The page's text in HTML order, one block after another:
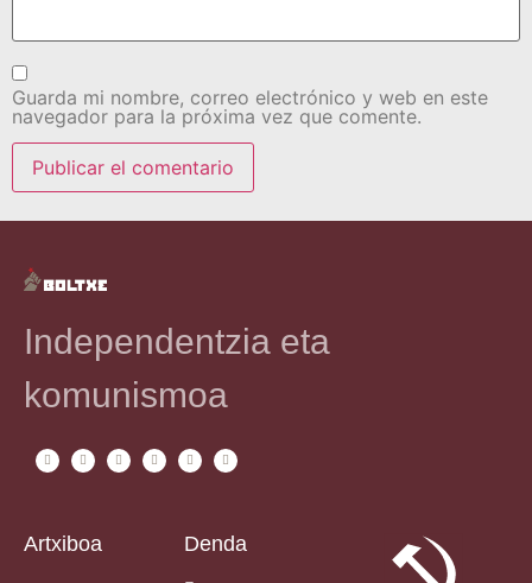
Guarda mi nombre, correo electrónico y web en este
navegador para la próxima vez que comente.
Independentzia eta
komunismoa
Artxiboa Denda